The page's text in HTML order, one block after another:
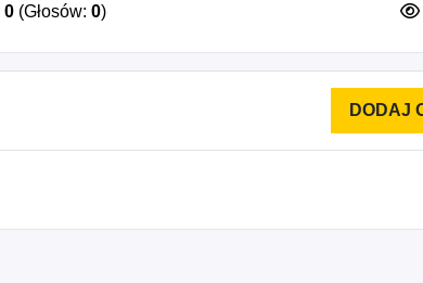
0 (Głosów: 0)